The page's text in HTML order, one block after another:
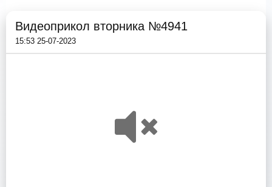
Видеоприкол вторника №4941
15:53 25-07-2023